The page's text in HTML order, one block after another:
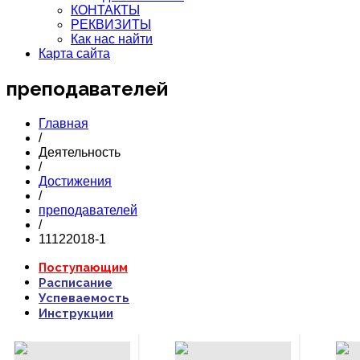
КОНТАКТЫ
РЕКВИЗИТЫ
Как нас найти
Карта сайта
преподавателей
Главная
/
Деятельность
/
Достижения
/
преподавателей
/
11122018-1
Поступающим
Расписание
Успеваемость
Инструкции